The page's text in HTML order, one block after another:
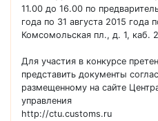
11.00 до 16.00 по
года по 31 августа 2015 года
Комсомольская пл., д. 1, каб.
Для участия в конкурсе
представить документы
размещенному на сайте
управления
http://ctu.customs.ru